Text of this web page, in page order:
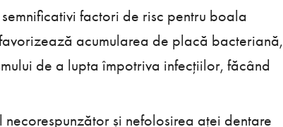
factori de risc pentru boala
acumularea de placă bacteriană,
de a lupta împotriva infecțiilor, făcând
necorespunzător și nefolosirea aței dentare